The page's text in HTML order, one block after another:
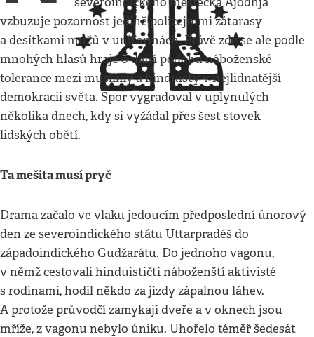
vzbuzuje pozornost jedině policejními zátarasy
a desítkami mužů v uniformách. Právě zde se ale podle
mnohých hlasů hraje o další podobu náboženské
tolerance mezi muslimy a hinduisty v nejlidnatější
demokracii světa. Spor vygradoval v uplynulých
několika dnech, kdy si vyžádal přes šest stovek
lidských obětí.
Ta mešita musí pryč
Drama začalo ve vlaku jedoucím předposlední únorový
den ze severoindického státu Uttarpradéš do
západoindického Gudžarátu. Do jednoho vagonu,
v němž cestovali hinduističtí náboženští aktivisté
s rodinami, hodil někdo za jízdy zápalnou láhev.
A protože průvodčí zamykají dveře a v oknech jsou
mříže, z vagonu nebylo úniku. Uhořelo téměř šedesát